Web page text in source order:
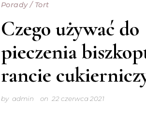
Porady/ Tort
Czego używać do
pieczenia
rancie
by admin on 22 czerwca 2021